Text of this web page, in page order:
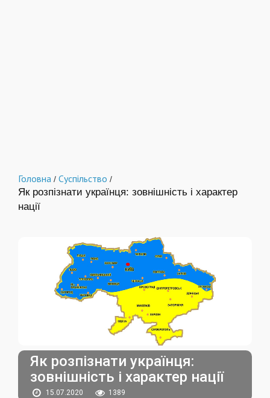
Головна / Суспільство /
Як розпізнати українця: зовнішність і характер
нації
Як розпізнати українця:
зовнішність і характер нації
15.07.2020 1389